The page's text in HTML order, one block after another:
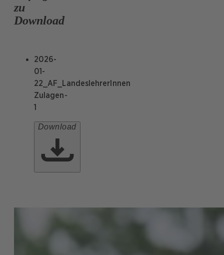
zu
Download
2026-
01-
22_AF_LandeslehrerInnen
Zulagen-
1
Download